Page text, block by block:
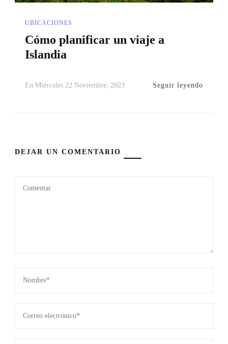
UBICACIONES
Cómo planificar un viaje a
Islandia
En Miércoles 22 Noviembre, 2023 Seguir leyendo
DEJAR UN COMENTARIO